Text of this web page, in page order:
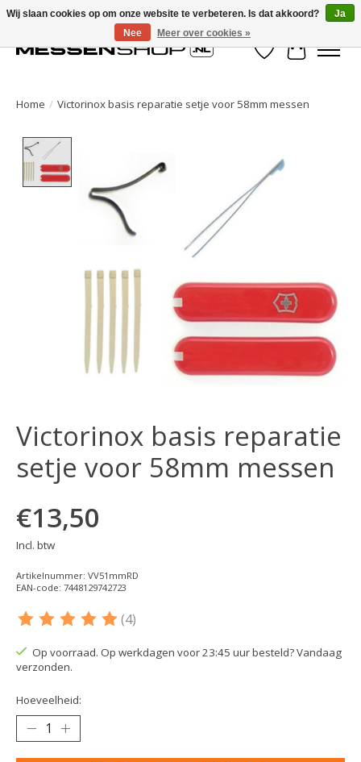
Verlanglijst
Home / Victorinox basis reparatie setje voor 58mm messen
Victorinox basis reparatie
setje voor 58mm messen
€13,50
Incl. btw
Artikelnummer: VV51mmRD
EAN-code: 7448129742723
De beoordeling van dit product is
(4)
Op voorraad. Op werkdagen voor 23:45 uur besteld? Vandaag
verzonden.
Hoeveelheid:
Wij slaan cookies op om onze website te verbeteren. Is dat akkoord?
Ja
Nee
Meer over cookies »